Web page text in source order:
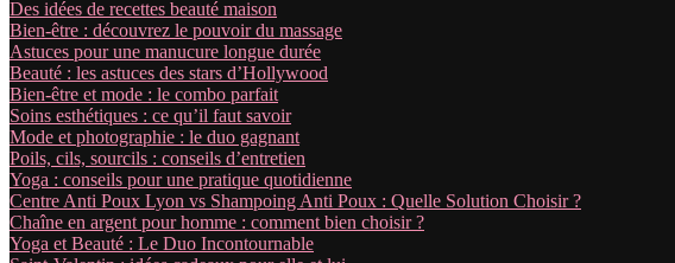
Des idées de recettes beauté maison
Bien-être : découvrez le pouvoir du massage
Astuces pour une manucure longue durée
Beauté : les astuces des stars d’Hollywood
Bien-être et mode : le combo parfait
Soins esthétiques : ce qu’il faut savoir
Mode et photographie : le duo gagnant
Poils, cils, sourcils : conseils d’entretien
Yoga : conseils pour une pratique quotidienne
Centre Anti Poux Lyon vs Shampoing Anti Poux : Quelle Solution Choisir ?
Chaîne en argent pour homme : comment bien choisir ?
Yoga et Beauté : Le Duo Incontournable